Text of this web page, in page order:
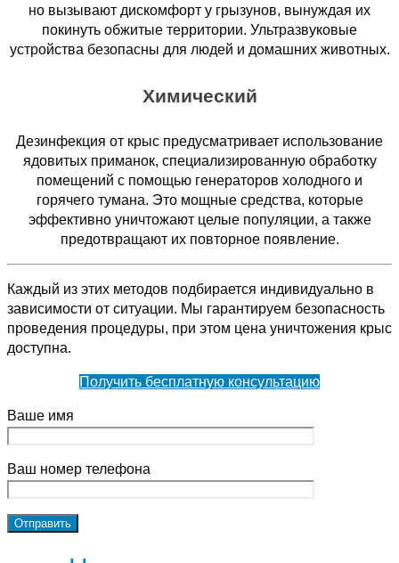
но вызывают дискомфорт у грызунов, вынуждая их
покинуть обжитые территории. Ультразвуковые
устройства безопасны для людей и домашних животных.
Химический
Дезинфекция от крыс предусматривает использование
ядовитых приманок, специализированную обработку
помещений с помощью генераторов холодного и
горячего тумана. Это мощные средства, которые
эффективно уничтожают целые популяции, а также
предотвращают их повторное появление.
Каждый из этих методов подбирается индивидуально в
зависимости от ситуации. Мы гарантируем безопасность
проведения процедуры, при этом цена уничтожения крыс
доступна.
Получить бесплатную консультацию
Ваше имя
Ваш номер телефона